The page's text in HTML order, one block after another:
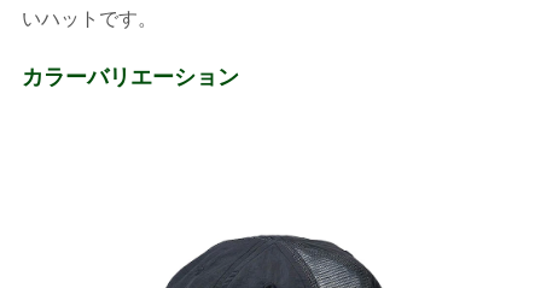
いハットです。
カラーバリエーション